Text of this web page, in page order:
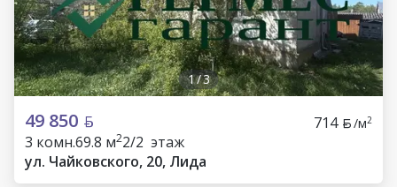
1/3
49 850 714 /м2
3 комн.69.8 м22/2 этаж
ул. Чайковского, 20, Лида